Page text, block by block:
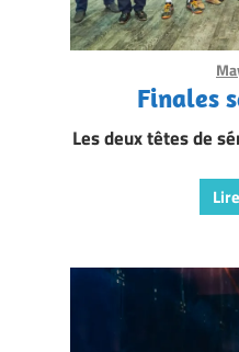
Finales
Les deux têtes de